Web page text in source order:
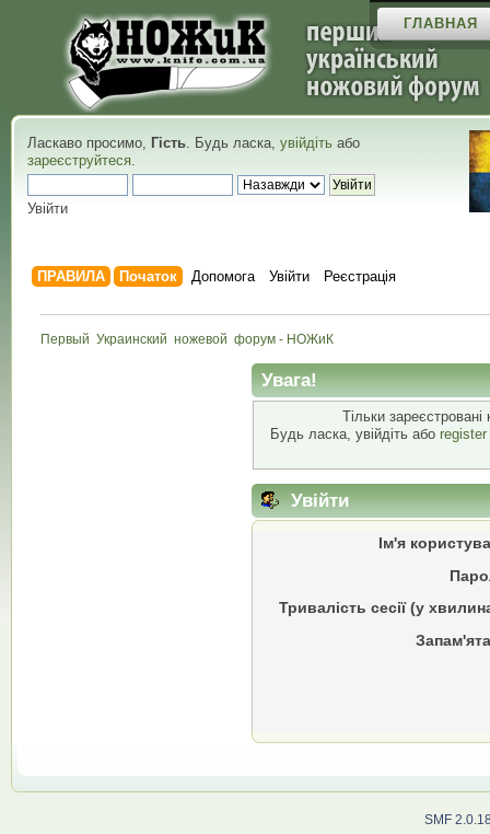
ГЛАВНАЯ
Ласкаво просимо, Гість. Будь ласка, увійдіть або
зареєструйтеся.
Увійти
ПРАВИЛА Початок Допомога Увійти Реєстрація
Первый  Украинский  ножевой  форум - НОЖиК
Увага!
Тільки
Будь ласка, увійдіть або
Увійти
Ім'я
Тривалість сесії (у
SMF